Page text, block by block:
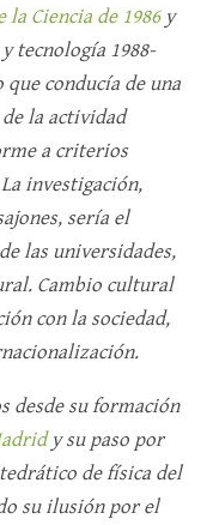
la Ciencia de 1986y
tecnología 1988-
que conducía de una
la actividad
a criterios
investigación,
sería el
las universidades,
Cambio cultural
con la sociedad,
desde su formación
y su paso por
de física del
su ilusión por el